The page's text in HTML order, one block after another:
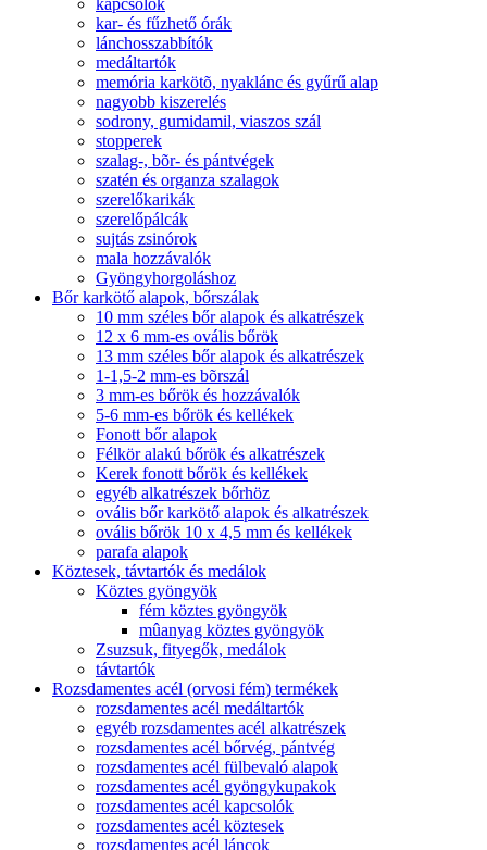
kapcsolók
kar- és fűzhető órák
lánchosszabbítók
medáltartók
memória karkötõ, nyaklánc és gyűrű alap
nagyobb kiszerelés
sodrony, gumidamil, viaszos szál
stopperek
szalag-, bõr- és pántvégek
szatén és organza szalagok
szerelőkarikák
szerelőpálcák
sujtás zsinórok
mala hozzávalók
Gyöngyhorgoláshoz
Bőr karkötő alapok, bőrszálak
10 mm széles bőr alapok és alkatrészek
12 x 6 mm-es ovális bőrök
13 mm széles bőr alapok és alkatrészek
1-1,5-2 mm-es bõrszál
3 mm-es bőrök és hozzávalók
5-6 mm-es bőrök és kellékek
Fonott bőr alapok
Félkör alakú bőrök és alkatrészek
Kerek fonott bőrök és kellékek
egyéb alkatrészek bőrhöz
ovális bőr karkötő alapok és alkatrészek
ovális bőrök 10 x 4,5 mm és kellékek
parafa alapok
Köztesek, távtartók és medálok
Köztes gyöngyök
fém köztes gyöngyök
mûanyag köztes gyöngyök
Zsuzsuk, fityegők, medálok
távtartók
Rozsdamentes acél (orvosi fém) termékek
rozsdamentes acél medáltartók
egyéb rozsdamentes acél alkatrészek
rozsdamentes acél bőrvég, pántvég
rozsdamentes acél fülbevaló alapok
rozsdamentes acél gyöngykupakok
rozsdamentes acél kapcsolók
rozsdamentes acél köztesek
rozsdamentes acél láncok